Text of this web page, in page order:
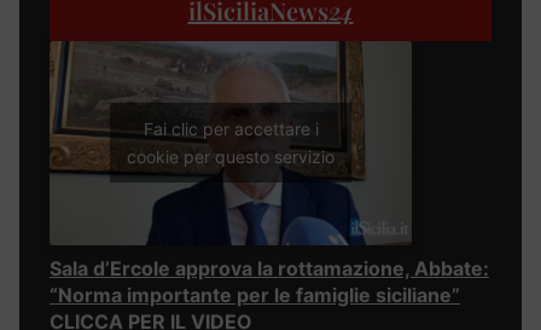
ilSiciliaNews24
Fai clic per accettare i
cookie per questo servizio
Sala d’Ercole approva la rottamazione, Abbate:
“Norma importante per le famiglie siciliane”
CLICCA PER IL VIDEO